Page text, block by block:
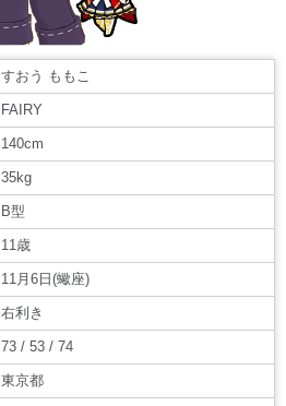
すおう ももこ
FAIRY
140cm
35kg
B型
11歳
11月6日(蠍座)
右利き
73 / 53 / 74
東京都